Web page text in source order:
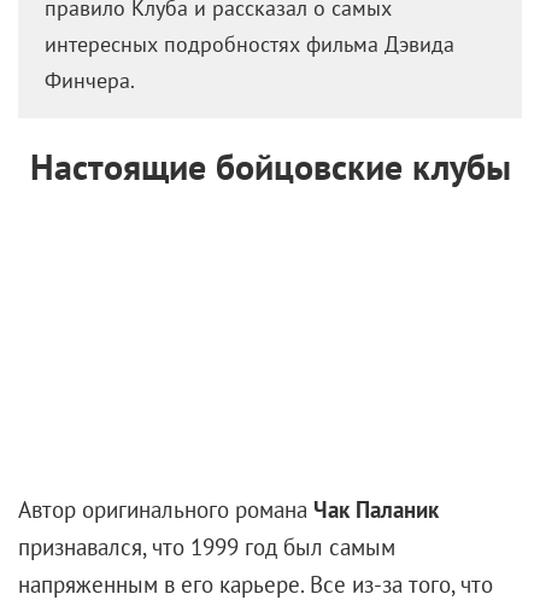
правило Клуба и рассказал о самых
интересных подробностях фильма Дэвида
Финчера.
Настоящие бойцовские клубы
Автор оригинального романа Чак Паланик
признавался, что 1999 год был самым
напряженным в его карьере. Все из-за того, что